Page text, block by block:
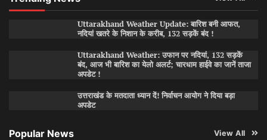
Uttarakhand Weather Update: बारिश बनी आफत,
नदियां खतरे के निशान के करीब, 132 सड़कें बंद !
Uttarakhand Weather: उफान पर नदियां, 132 सड़कें
बंद, आज भी बारिश का येलो अलर्ट; चारधाम हाईवे का जानें ताजा
अपडेट !
उत्तराखंड के मतदाता ध्यान दें! निर्वाचन आयोग ने दिया बड़ा
अपडेट
Popular News View All